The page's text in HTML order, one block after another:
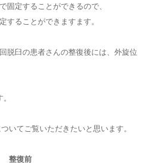
固定することができるので、
することができますます。
脱臼の患者さんの整復後には、外旋位
いてご覧いただきたいと思います。
整復前